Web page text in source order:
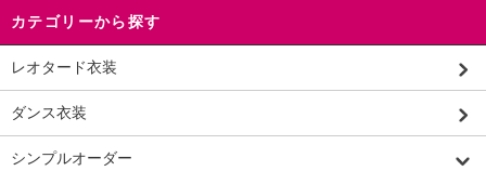
カテゴリーから探す
レオタード衣装
ダンス衣装
シンプルオーダー